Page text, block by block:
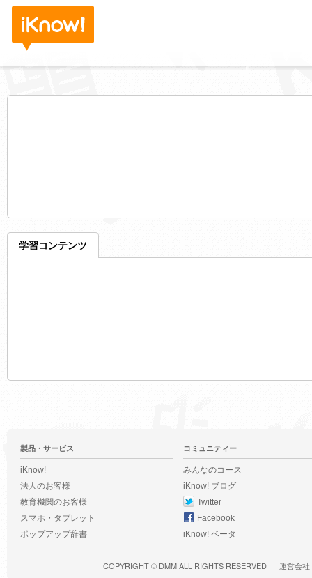
学習コンテンツ
製品・サービス
iKnow!
法人のお客様
教育機関のお客様
スマホ・タブレット
ポップアップ辞書
コミュニティー
みんなのコース
iKnow! ブログ
Twitter
Facebook
iKnow! ベータ
COPYRIGHT © DMMALL RIGHTS RESERVED 運営会社